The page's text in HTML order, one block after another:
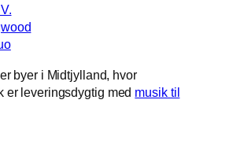
byer i Midtjylland, hvor
er leveringsdygtig med musik til